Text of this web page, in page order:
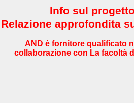
Info sul
Relazione approfondita
AND è fornitore qualificato
collaborazione con La facoltà